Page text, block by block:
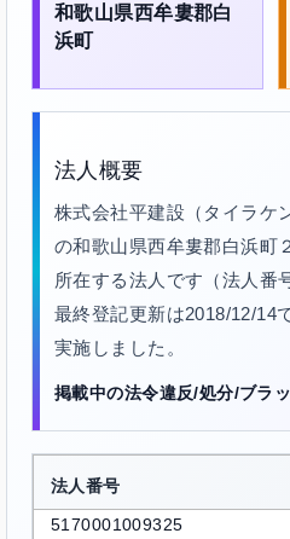
和歌山県西牟婁郡白
浜町
法人概要
株式会社平建設（タイラケ
の和歌山県西牟婁郡白浜町
所在する法人です（法人番
最終登記更新は2018/12/14
実施しました。
掲載中の法令違反/処分/ブラ
法人番号
5170001009325